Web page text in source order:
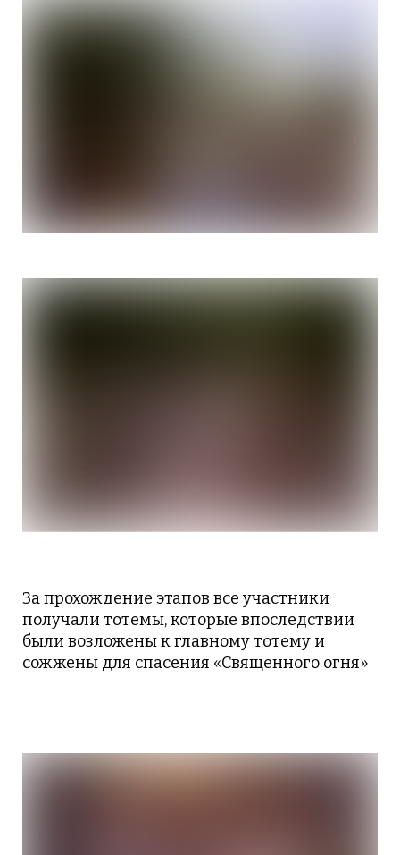
За прохождение этапов все участники
получали тотемы, которые впоследствии
были возложены к главному тотему и
сожжены для спасения «Священного огня»